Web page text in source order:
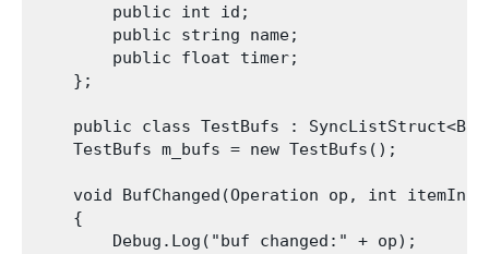
        public int id;
        public string name;
        public float timer;
    };
public class TestBufs :
    TestBufs m_bufs = new TestBufs();
void BufChanged(Operation op, int
    {
        Debug.Log("buf changed:" + op);